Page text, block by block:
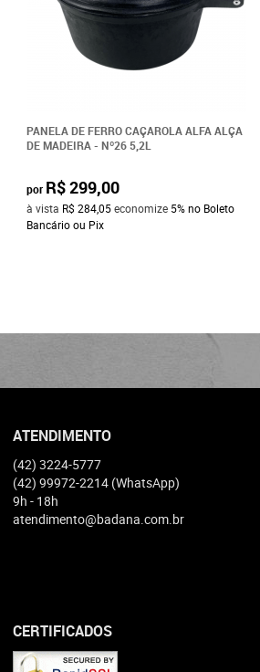
PANELA DE FERRO CAÇAROLA ALFA ALÇA
DE MADEIRA - Nº26 5,2L
por R$ 299,00
à vista R$ 284,05economize 5%no Boleto
Bancário ou Pix
ATENDIMENTO
(42) 3224-5777
(42) 99972-2214 (WhatsApp)
9h - 18h
atendimento@badana.com.br
CERTIFICADOS